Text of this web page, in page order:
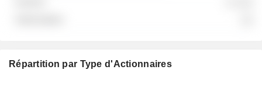
Répartition par Type d'Actionnaires